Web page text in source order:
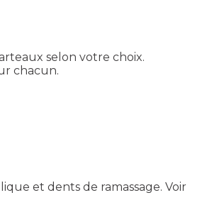
selon votre choix.
chacun.
et dents de ramassage. Voir